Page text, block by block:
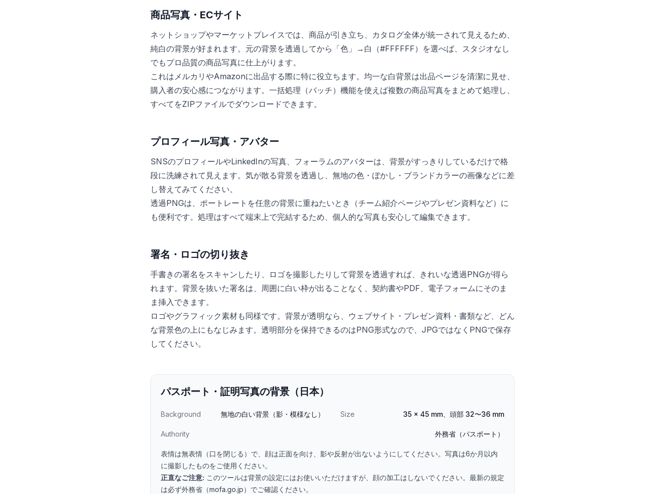
商品写真・ECサイト
ネットショップやマーケットプレイスでは、商品が引き立ち、カタログ全体が統一されて見えるため、
純白の背景が好まれます。元の背景を透過してから「色」→白（#FFFFFF）を選べば、スタジオなし
でもプロ品質の商品写真に仕上がります。
これはメルカリやAmazonに出品する際に特に役立ちます。均一な白背景は出品ページを清潔に見せ、
購入者の安心感につながります。一括処理（バッチ）機能を使えば複数の商品写真をまとめて処理し、
すべてをZIPファイルでダウンロードできます。
プロフィール写真・アバター
SNSのプロフィールやLinkedInの写真、フォーラムのアバターは、背景がすっきりしているだけで格
段に洗練されて見えます。気が散る背景を透過し、無地の色・ぼかし・ブランドカラーの画像などに差
し替えてみてください。
透過PNGは、ポートレートを任意の背景に重ねたいとき（チーム紹介ページやプレゼン資料など）に
も便利です。処理はすべて端末上で完結するため、個人的な写真も安心して編集できます。
署名・ロゴの切り抜き
手書きの署名をスキャンしたり、ロゴを撮影したりして背景を透過すれば、きれいな透過PNGが得ら
れます。背景を抜いた署名は、周囲に白い枠が出ることなく、契約書やPDF、電子フォームにそのま
ま挿入できます。
ロゴやグラフィック素材も同様です。背景が透明なら、ウェブサイト・プレゼン資料・書類など、どん
な背景色の上にもなじみます。透明部分を保持できるのはPNG形式なので、JPGではなくPNGで保存
してください。
パスポート・証明写真の背景（日本）
Background 無地の白い背景（影・模様なし） Size 35 × 45 mm、頭部 32〜36 mm
Authority 外務省（パスポート）
表情は無表情（口を閉じる）で、顔は正面を向け、影や反射が出ないようにしてください。写真は6か月以内
に撮影したものをご使用ください。
正直なご注意: このツールは背景の設定にはお使いいただけますが、顔の加工はしないでください。最新の規定
は必ず外務省（mofa.go.jp）でご確認ください。